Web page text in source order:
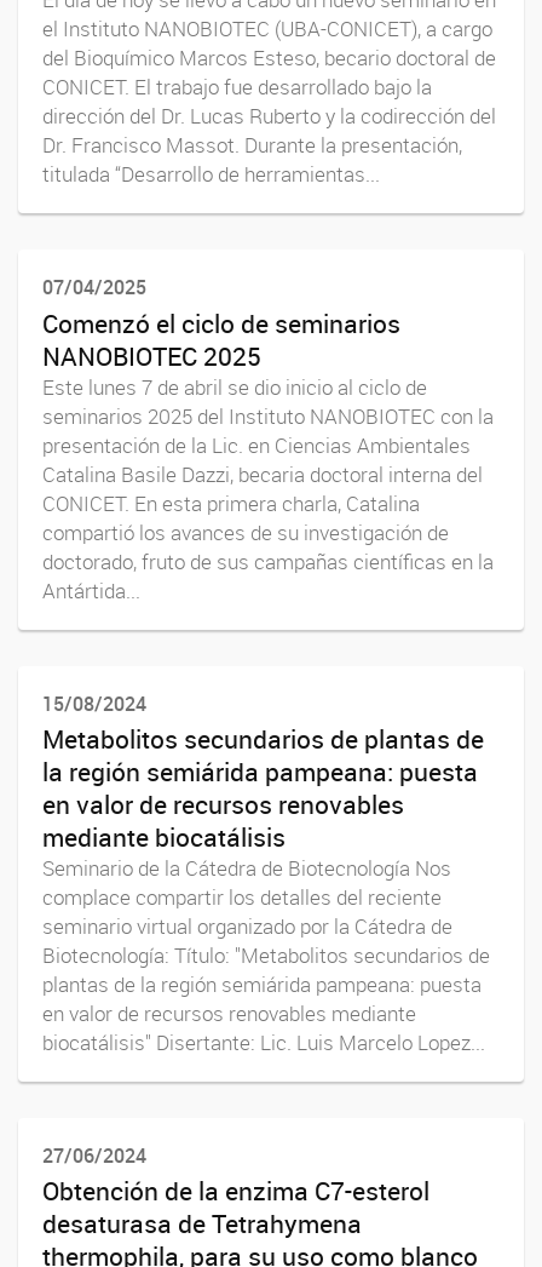
el Instituto NANOBIOTEC (UBA-CONICET), a cargo
del Bioquímico Marcos Esteso, becario doctoral de
CONICET. El trabajo fue desarrollado bajo la
dirección del Dr. Lucas Ruberto y la codirección del
Dr. Francisco Massot. Durante la presentación,
titulada “Desarrollo de herramientas...
07/04/2025
Comenzó el ciclo de seminarios
NANOBIOTEC 2025
Este lunes 7 de abril se dio inicio al ciclo de
seminarios 2025 del Instituto NANOBIOTEC con la
presentación de la Lic. en Ciencias Ambientales
Catalina Basile Dazzi, becaria doctoral interna del
CONICET. En esta primera charla, Catalina
compartió los avances de su investigación de
doctorado, fruto de sus campañas científicas en la
Antártida...
15/08/2024
Metabolitos secundarios de plantas de
la región semiárida pampeana: puesta
en valor de recursos renovables
mediante biocatálisis
Seminario de la Cátedra de Biotecnología Nos
complace compartir los detalles del reciente
seminario virtual organizado por la Cátedra de
Biotecnología: Título: "Metabolitos secundarios de
plantas de la región semiárida pampeana: puesta
en valor de recursos renovables mediante
biocatálisis" Disertante: Lic. Luis Marcelo Lopez...
27/06/2024
Obtención de la enzima C7-esterol
desaturasa de Tetrahymena
thermophila, para su uso como blanco